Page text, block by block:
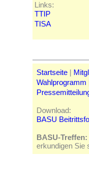
Links:
TTIP
TISA
Startseite |
Wahlprogramm
Download:
BASU
BASU-Treffen:
erkundigen Sie